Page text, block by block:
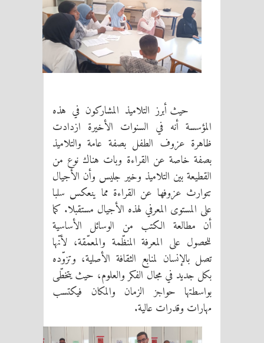
حيث أبرز التلاميذ المشاركون في هذه
المؤسسة أنه في السنوات الأخيرة ازدادت
ظاهرة عزوف الطفل بصفة عامة والتلاميذ
بصفة خاصة عن القراءة وبات هناك نوع من
القطيعة بين التلاميذ وخير جليس وأن الأجيال
تتوارث عزوفها عن القراءة مما ينعكس سلبا
على المستوى المعرفي لهذه الأجيال مستقبلا. كما
أن مطالعة الكتب من الوسائل الأساسية
للحصول على المعرفة المنظّمة والمعمّقة، لأنّها
تصل بالإنسان لمنابع الثقافة الأصلية، وتزوّده
بكل جديد في مجال الفكر والعلوم، حيث يتخطّى
بواسطتها حواجز الزمان والمكان فيكتسب
مهارات وقدرات عالية.